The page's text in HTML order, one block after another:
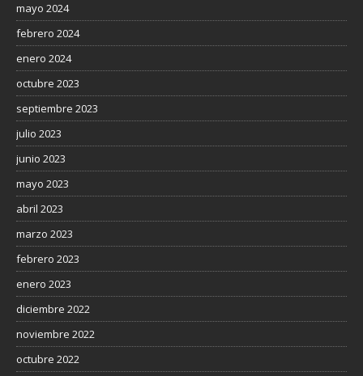
mayo 2024
febrero 2024
enero 2024
octubre 2023
septiembre 2023
julio 2023
junio 2023
mayo 2023
abril 2023
marzo 2023
febrero 2023
enero 2023
diciembre 2022
noviembre 2022
octubre 2022